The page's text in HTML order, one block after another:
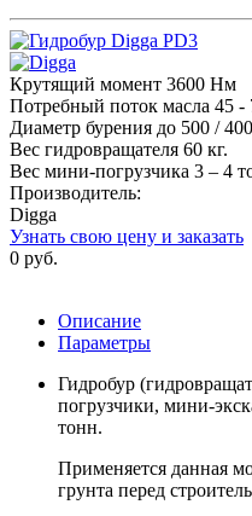
Крутящий момент 3600 Нм
Потребный поток масла 45 -
Диаметр бурения до 500 /
Вес гидровращателя 60 кг.
Вес мини-погрузчика 3 – 4
Производитель:
Digga
Узнать свою цену и заказать
0 руб.
Описание
Параметры
Гидробур
погрузчики, мини-
тонн.
Применяется данная
грунта перед